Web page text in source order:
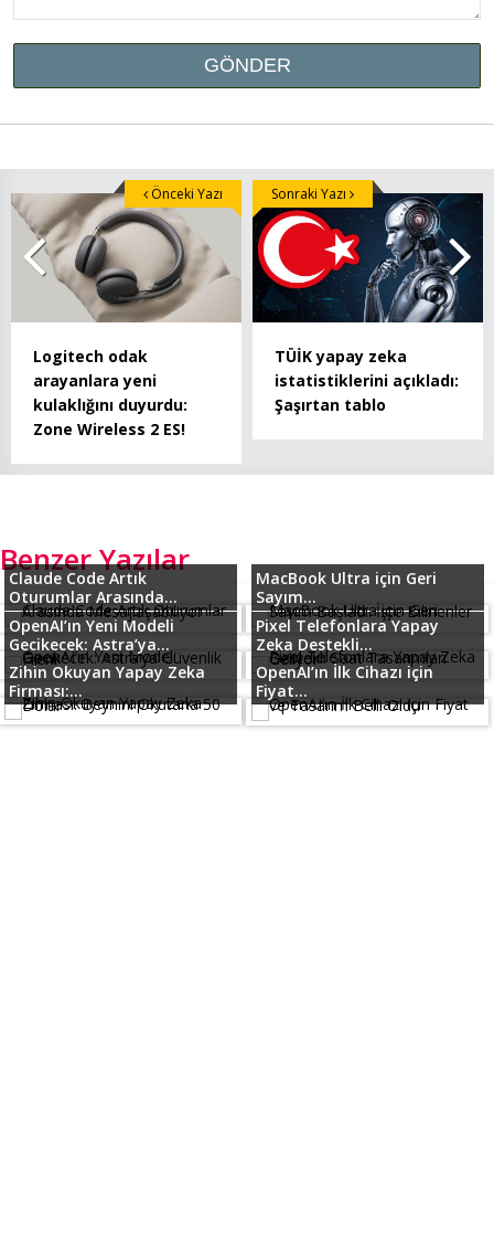
Logitech odak
arayanlara yeni
kulaklığını duyurdu:
Zone Wireless 2 ES!
Önceki Yazı
TÜİK yapay zeka
istatistiklerini açıkladı:
Şaşırtan tablo
Sonraki Yazı
Benzer Yazılar
Claude Code Artık
Oturumlar Arasında...
MacBook Ultra için Geri
Sayım...
OpenAI’ın Yeni Modeli
Gecikecek: Astra’ya...
Pixel Telefonlara Yapay
Zeka Destekli...
Zihin Okuyan Yapay Zeka
Firması:...
OpenAI’ın İlk Cihazı için
Fiyat...